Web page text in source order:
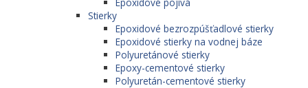
Stierky
Epoxidové bezrozpúšťadlové stierky
Epoxidové stierky na vodnej báze
Polyuretánové stierky
Epoxy-cementové stierky
Polyuretán-cementové stierky